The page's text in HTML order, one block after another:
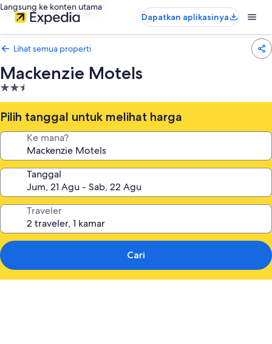
Langsung ke konten utama
Dapatkan aplikasinya
Lihat semua properti
Mackenzie Motels
Properti
bintang
2.5
Pilih tanggal untuk melihat harga
Ke mana?
Tanggal
Traveler
Cari